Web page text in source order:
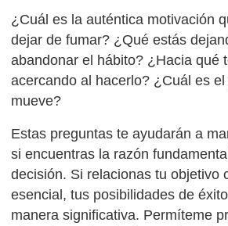
¿Cuál es la auténtica motivación
dejar de fumar? ¿Qué estás
abandonar el hábito? ¿Hacia qué
acercando al hacerlo? ¿Cuál es
mueve?
Estas preguntas te ayudarán a
si encuentras la razón
decisión. Si relacionas tu objetivo
esencial, tus posibilidades de
manera significativa. Permíteme